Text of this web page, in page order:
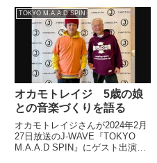
をかけているもんで。度が入って
いる。当然、度が入っている。小
学校の時から目、悪かったんで。
で...
TOKYO M.A.A.D SPIN
オカモトレイジ 5歳の娘
との音楽づくりを語る
オカモトレイジさんが2024年2月
27日放送のJ-WAVE『TOKYO
M.A.A.D SPIN』にゲスト出演。